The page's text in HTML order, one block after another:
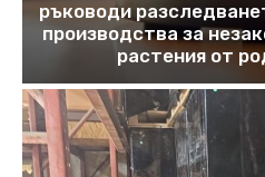
ръководи
производства за
растения от